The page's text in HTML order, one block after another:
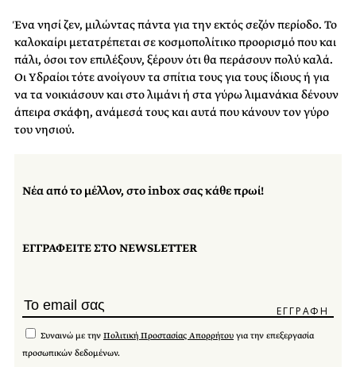
Ένα νησί ζεν, μιλώντας πάντα για την εκτός σεζόν περίοδο. Το
καλοκαίρι μετατρέπεται σε κοσμοπολίτικο προορισμό που και
πάλι, όσοι τον επιλέξουν, ξέρουν ότι θα περάσουν πολύ καλά.
Οι Υδραίοι τότε ανοίγουν τα σπίτια τους για τους ίδιους ή για
να τα νοικιάσουν και στο λιμάνι ή στα γύρω λιμανάκια δένουν
άπειρα σκάφη, ανάμεσά τους και αυτά που κάνουν τον γύρο
του νησιού.
Νέα από το μέλλον, στο inbox σας κάθε πρωί!
ΕΓΓΡΑΦΕΙΤΕ ΣΤΟ NEWSLETTER
Συναινώ με την Πολιτική Προστασίας Απορρήτου για την επεξεργασία
προσωπικών δεδομένων.